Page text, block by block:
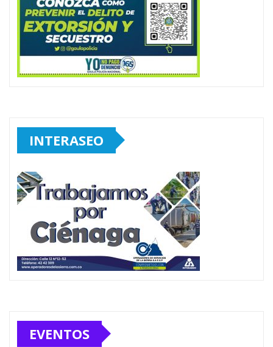
INTERASEO
EVENTOS